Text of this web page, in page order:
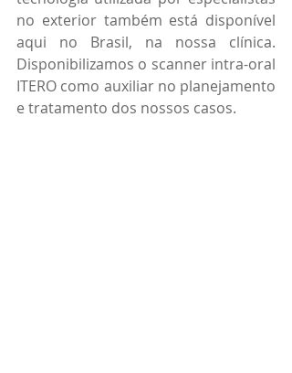
no exterior também está disponível
aqui no Brasil, na nossa clínica.
Disponibilizamos o scanner intra-oral
ITERO como auxiliar no planejamento
e tratamento dos nossos casos.